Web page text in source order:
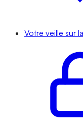
Votre veille sur